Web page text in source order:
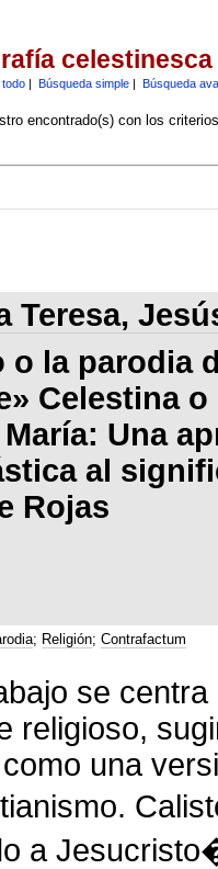
celestinesca
| Búsqueda simple| Búsqueda
encontrado(s) con los
Teresa,
o la parodia
Celestina
Una
al
Rojas
; Religión; Contrafactum
se
religioso,
una
a